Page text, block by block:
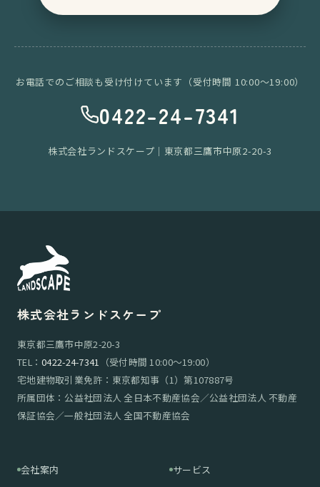
お電話でのご相談も受け付けています（受付時間 10:00〜19:00）
0422-24-7341
株式会社ランドスケープ｜東京都三鷹市中原2-20-3
株式会社ランドスケープ
東京都三鷹市中原2-20-3
TEL：0422-24-7341
（受付時間 10:00〜19:00）
宅地建物取引業免許：東京都知事（1）第107887号
所属団体：公益社団法人 全日本不動産協会／公益社団法人 不動産
保証協会／一般社団法人 全国不動産協会
会社案内 サービス